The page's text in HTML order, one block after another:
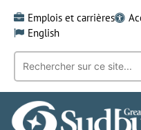
content
Emplois et carrières
English
Recherche
mot-
clé: